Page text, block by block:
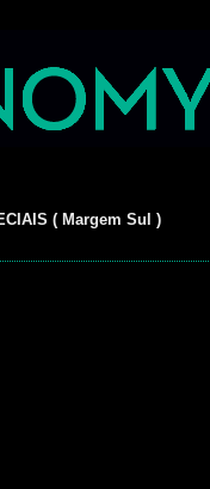
( Margem Sul )